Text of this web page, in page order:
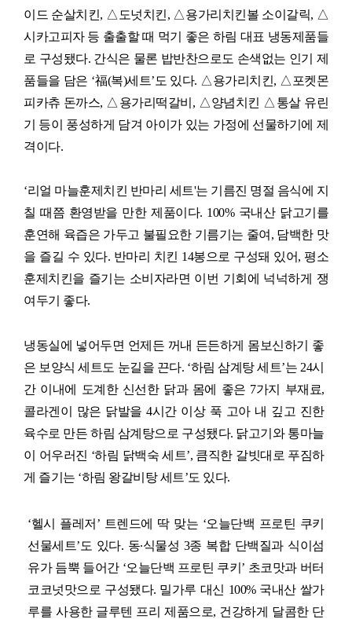
이드 순살치킨, △도넛치킨, △용가리치킨볼 소이갈릭, △
시카고피자 등 출출할 때 먹기 좋은 하림 대표 냉동제품들
로 구성됐다. 간식은 물론 밥반찬으로도 손색없는 인기 제
품들을 담은 ‘福(복)세트’도 있다. △용가리치킨, △포켓몬
피카츄 돈까스, △용가리떡갈비 , △양념치킨 △통살 유린
기 등이 풍성하게 담겨 아이가 있는 가정에 선물하기에 제
격이다.
‘리얼 마늘훈제치킨 반마리 세트'는 기름진 명절 음식에 지
칠 때쯤 환영받을 만한 제품이다. 100% 국내산 닭고기를
훈연해 육즙은 가두고 불필요한 기름기는 줄여 , 담백한 맛
을 즐길 수 있다. 반마리 치킨 14봉으로 구성돼 있어, 평소
훈제치킨을 즐기는 소비자라면 이번 기회에 넉넉하게 쟁
여두기 좋다.
냉동실에 넣어두면 언제든 꺼내 든든하게 몸보신하기 좋
은 보양식 세트도 눈길을 끈다. ‘하림 삼계탕 세트’는 24시
간 이내에 도계한 신선한 닭과 몸에 좋은 7가지 부재료,
콜라겐이 많은 닭발을 4시간 이상 푹 고아 내 깊고 진한
육수로 만든 하림 삼계탕으로 구성됐다. 닭고기와 통마늘
이 어우러진 ‘하림 닭백숙 세트’, 큼직한 갈빗대로 푸짐하
게 즐기는 ‘하림 왕갈비탕 세트’도 있다.
‘헬시 플레저 ’ 트렌드에 딱 맞는 ‘오늘단백 프로틴 쿠키
선물세트’도 있다. 동∙식물성 3종 복합 단백질과 식이섬
유가 듬뿍 들어간 ‘오늘단백 프로틴 쿠키 ’ 초코맛과 버터
코코넛맛으로 구성됐다. 밀가루 대신 100% 국내산 쌀가
루를 사용한 글루텐 프리 제품으로, 건강하게 달콤한 단